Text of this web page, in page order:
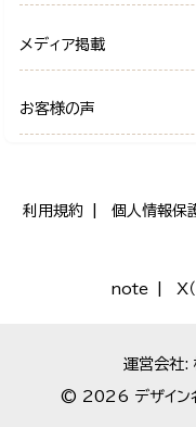
メディア掲載
お客様の声
利用規約 個人情報保
note X
運営会社:
© 2026 デザイ